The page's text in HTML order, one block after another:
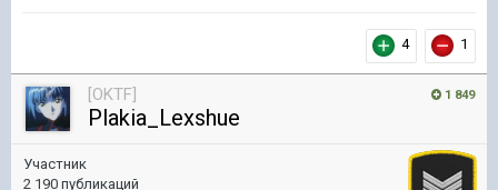
4 1
1 849
[OKTF]
Plakia_Lexshue
Участник
2 190 публикаций